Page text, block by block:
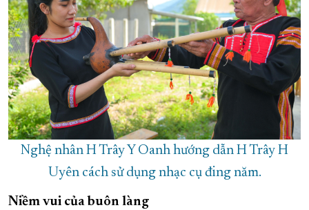
Nghệ nhân H Trây Y Oanh hướng dẫn H Trây H
Uyên cách sử dụng nhạc cụ đing năm.
Niềm vui của buôn làng